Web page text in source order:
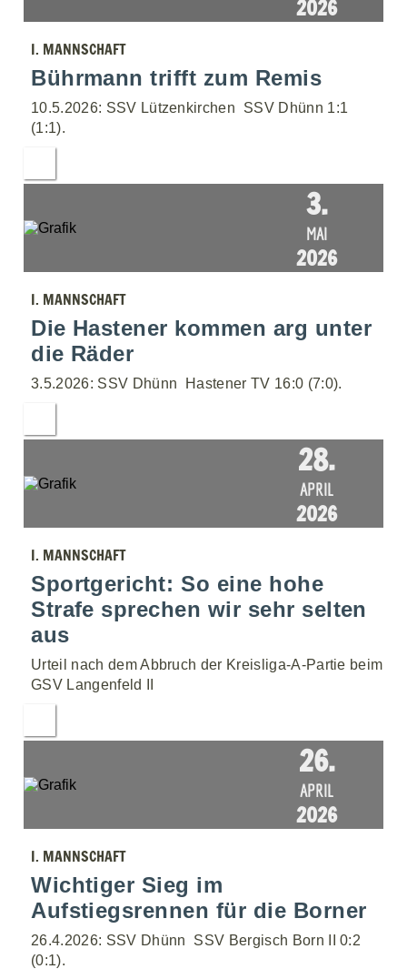
2026
I. MANNSCHAFT
Bührmann trifft zum Remis
10.5.2026: SSV Lützenkirchen  SSV Dhünn 1:1
(1:1).
3.
MAI
2026
I. MANNSCHAFT
Die Hastener kommen arg unter
die Räder
3.5.2026: SSV Dhünn  Hastener TV 16:0 (7:0).
28.
APRIL
2026
I. MANNSCHAFT
Sportgericht: So eine hohe
Strafe sprechen wir sehr selten
aus
Urteil nach dem Abbruch der Kreisliga-A-Partie beim
GSV Langenfeld II
26.
APRIL
2026
I. MANNSCHAFT
Wichtiger Sieg im
Aufstiegsrennen für die Borner
26.4.2026: SSV Dhünn  SSV Bergisch Born II 0:2
(0:1).